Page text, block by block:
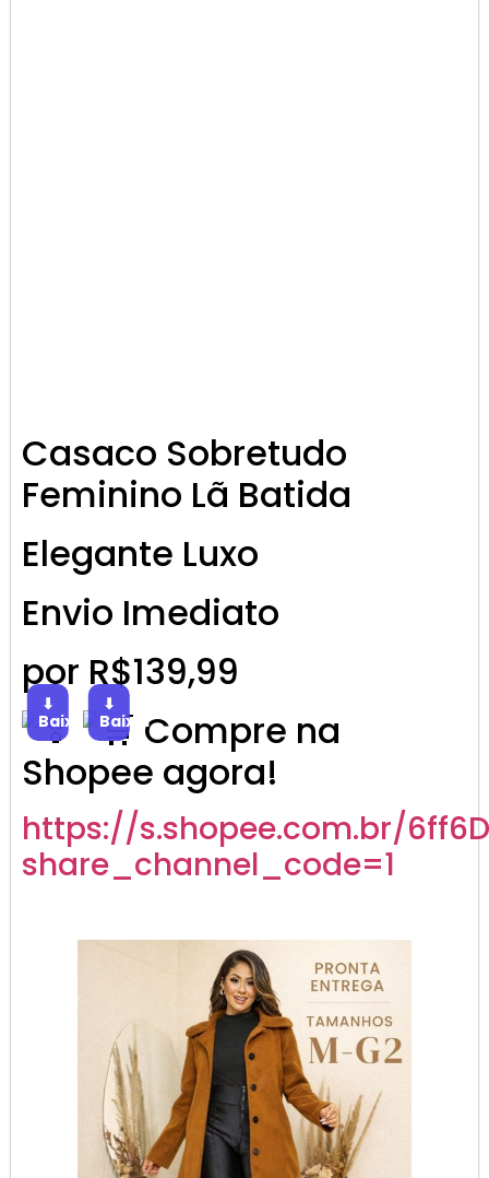
Casaco Sobretudo
Feminino Lã Batida
Elegante Luxo
Envio Imediato
por R$139,99
⬇
Baixar
⬇
BaixarCompre na
Shopee agora!
https://s.shopee.com.br/
share_channel_code=1